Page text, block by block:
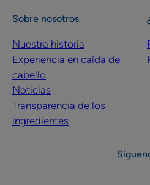
Sobre nosotros
Nuestra historia
Experiencia en caída de
cabello
Noticias
Transparencia de los
ingredientes